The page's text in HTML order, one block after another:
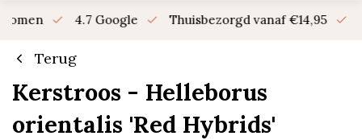
4.7 Google Thuisbezorgd vanaf €14,95
Terug
Kerstroos - Helleborus
orientalis 'Red Hybrids'